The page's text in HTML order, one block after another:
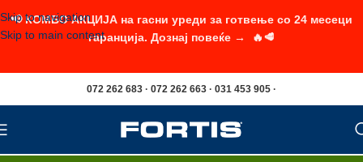
Skip to navigation
Skip to main content
072 262 683 · 072 262 663 · 031 453 905 ·
📢 КОМБО АКЦИЈА на гасни уреди за готвење со 24 месеци
гаранција. Дознај повеќе → 🔥🥩